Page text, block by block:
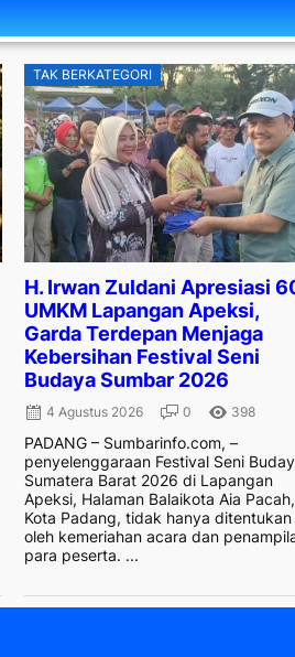
TAK BERKATEGORI
H. Irwan Zuldani Apresiasi
UMKM Lapangan Apeksi,
Garda Terdepan Menjaga
Kebersihan Festival Seni
Budaya Sumbar 2026
4 Agustus 2026 0 398
PADANG – Sumbarinfo.com, –
penyelenggaraan Festival Seni
Sumatera Barat 2026 di Lapangan
Apeksi, Halaman Balaikota Aia Pacah,
Kota Padang, tidak hanya ditentukan
oleh kemeriahan acara dan
para peserta. ...